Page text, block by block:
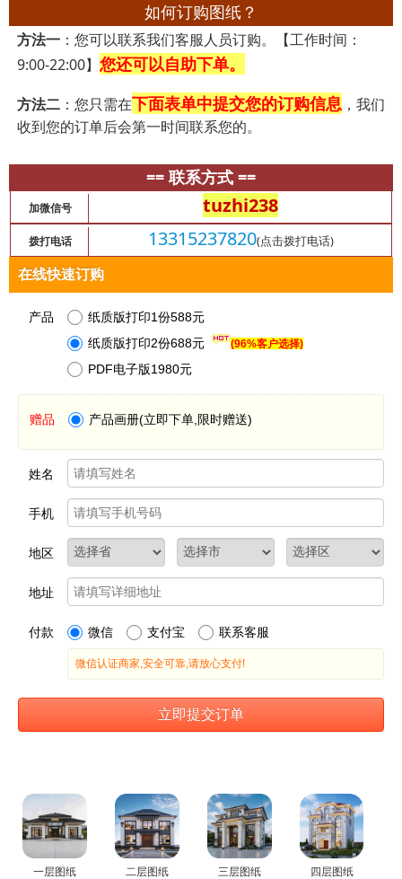
如何订购图纸？
方法一：您可以联系我们客服人员订购。【工作时间：
9:00-22:00】 您还可以自助下单。
方法二：您只需在下面表单中提交您的订购信息，我们
收到您的订单后会第一时间联系您的。
== 联系方式 ==
加微信号 tuzhi238
拨打电话 13315237820(点击拨打电话)
一层图纸 二层图纸 三层图纸 四层图纸